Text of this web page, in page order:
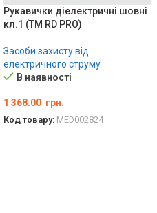
Рукавички діелектричні шовні
кл.1 (ТМ RD PRO)
Засоби захисту від
електричного струму
В наявності
1 368.00 грн.
Код товару: MED002824